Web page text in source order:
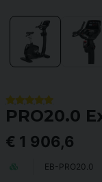
PRO20.0
€ 1 906,6
EB-PRO20.0